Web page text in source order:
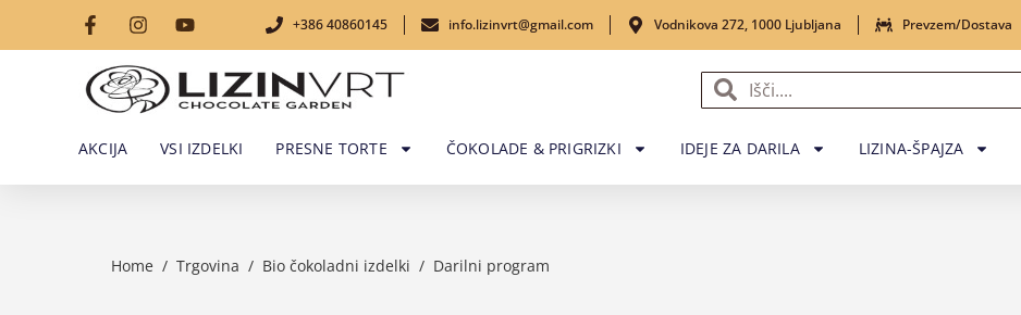
+386 40860145 info.lizinvrt@gmail.com Vodnikova 272, 1000 Ljubljana Prevzem/Dostava
AKCIJA VSI IZDELKI PRESNE TORTE ČOKOLADE & PRIGRIZKI IDEJE ZA DARILA LIZINA-ŠPAJZA
Home / Trgovina / Bio čokoladni izdelki / Darilni program